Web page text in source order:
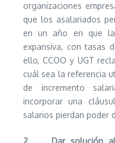
organizaciones
que los asalariados
en un año en que
expansiva, con tasas
ello, CCOO y UGT
cuál sea la referencia
de incremento
incorporar una
salarios pierdan poder
2. Dar solución